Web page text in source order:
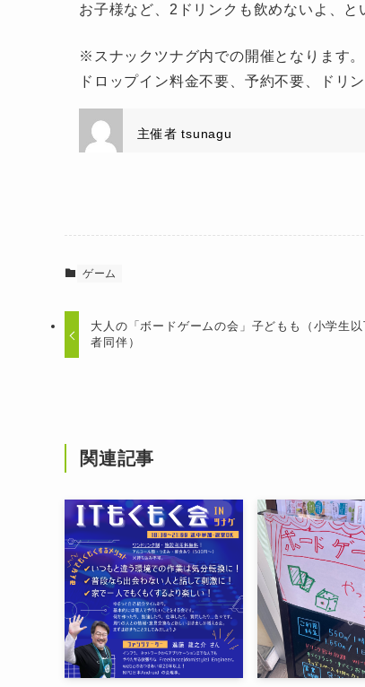
お子様など、2ドリンクも飲めないよ、
※スナックツナグ内での開催となります。
ドロップイン料金不要、予約不要、ドリ
主催者 tsunagu
ゲーム
大人の「ボードゲームの会」子どもも（小学生
者同伴）
関連記事